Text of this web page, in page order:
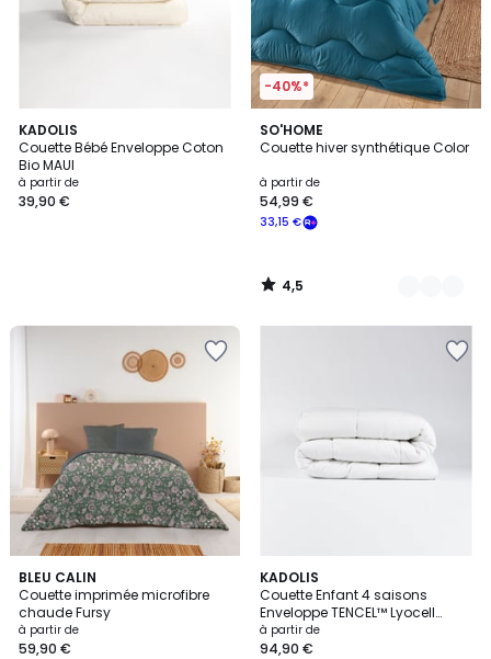
KADOLIS
Couette Bébé Enveloppe Coton
Bio MAUI
à partir de
39,90 €
-40%*
SO'HOME
Couette hiver synthétique Color
à partir de
33,15 €
54,99 €
4,5
/ 5
3
Couleurs
4,5
/
BLEU CALIN
Couette imprimée microfibre
chaude Fursy
à partir de
59,90 €
5
/
5
KADOLIS
Couette Enfant 4 saisons
Enveloppe TENCEL™ Lyocell
Coton Bio HAWI
à partir de
94,90 €
5
/
5